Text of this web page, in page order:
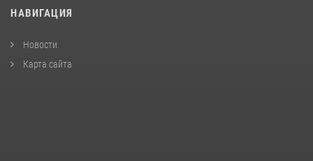
НАВИГАЦИЯ
Новости
Карта сайта